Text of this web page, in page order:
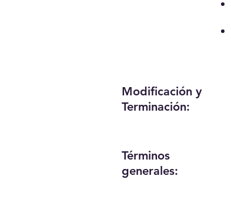
Modificación y
Terminación:
Términos
generales: